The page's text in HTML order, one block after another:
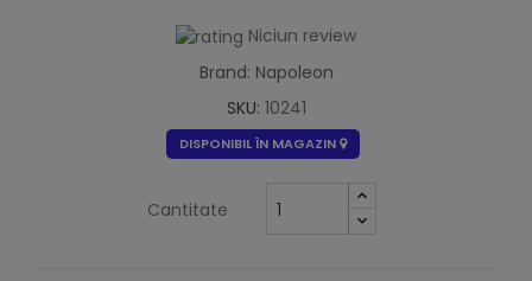
Niciun review
Brand: Napoleon
SKU: 10241
DISPONIBIL ÎN MAGAZIN
Cantitate